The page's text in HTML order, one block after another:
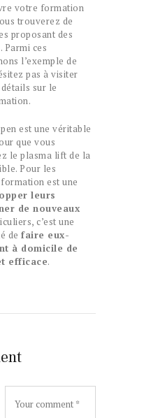
votre formation
trouverez de
proposant des
Parmi ces
l’exemple de
pas à visiter
sur le
est une véritable
que vous
le plasma lift de la
Pour les
est une
leurs
de nouveaux
c’est une
de faire eux-
à domicile de
efficace.